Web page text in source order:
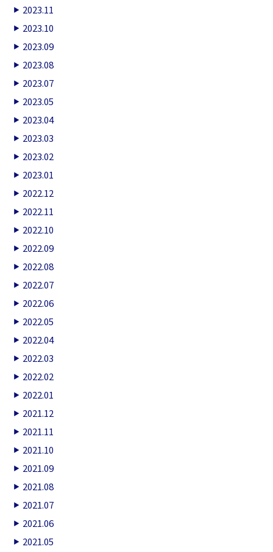
2023.11
2023.10
2023.09
2023.08
2023.07
2023.05
2023.04
2023.03
2023.02
2023.01
2022.12
2022.11
2022.10
2022.09
2022.08
2022.07
2022.06
2022.05
2022.04
2022.03
2022.02
2022.01
2021.12
2021.11
2021.10
2021.09
2021.08
2021.07
2021.06
2021.05